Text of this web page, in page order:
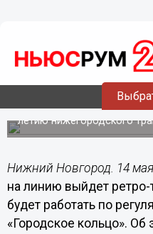
Уникальный
работать на
Новгороде с 14
Вагон РВЗ-6М2
летию нижегородского
Нижний Новгород. 14
на линию выйдет
будет работать по
«Городское кольцо».